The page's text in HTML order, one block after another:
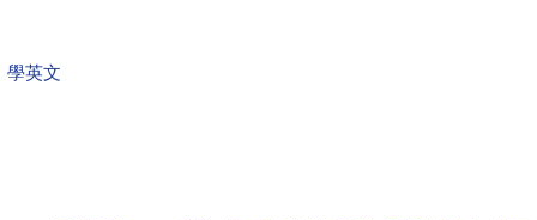
學英文